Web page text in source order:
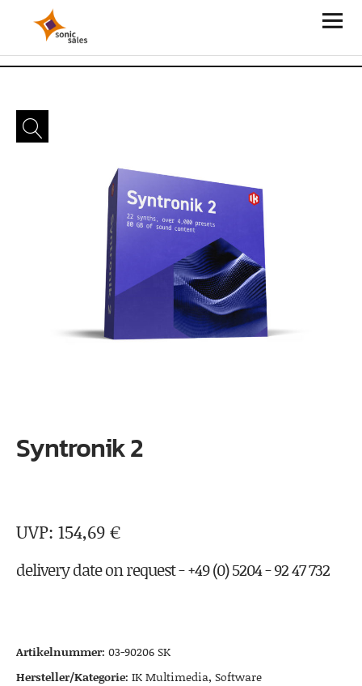
Sonic Sales
Syntronik 2
154,69€
delivery date on request - +49 (0) 5204 - 92 47 732
Artikelnummer: 03-90206 SK
Hersteller/Kategorie: IK Multimedia, Software